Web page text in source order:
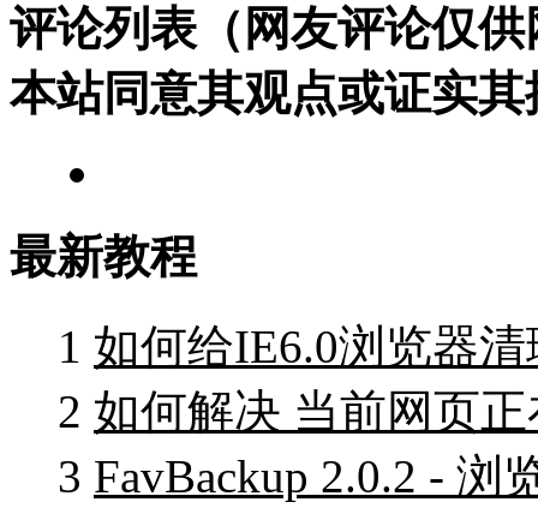
评论列表（网友评论仅
本站同意其观点或证实其
最新教程
1 如何给IE6.0浏览器
2 如何解决 当前网页
3 FavBackup 2.0.2 -